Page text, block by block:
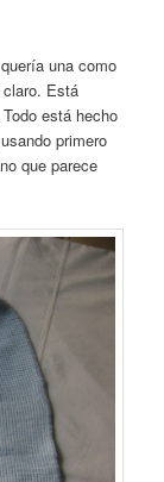
una como
Está
está hecho
primero
que parece